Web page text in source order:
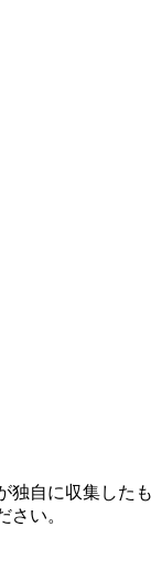
独自に収集したも
さい。